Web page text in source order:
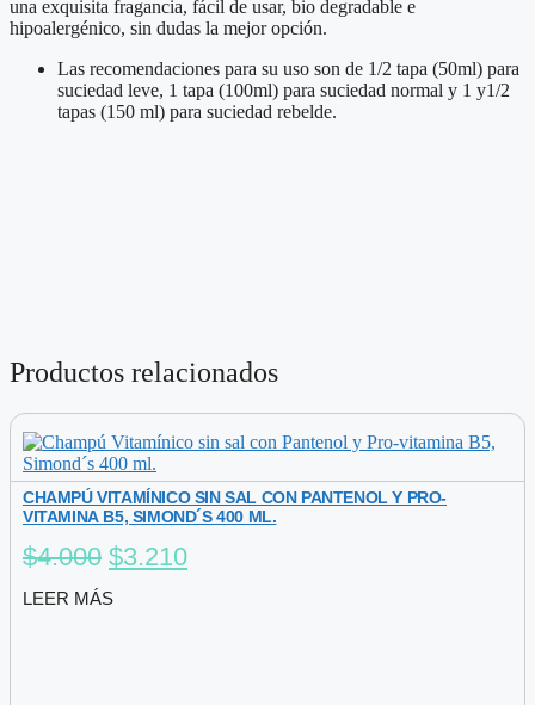
una exquisita fragancia, fácil de usar, bio degradable e
hipoalergénico, sin dudas la mejor opción.
Las recomendaciones para su uso son de 1/2 tapa (50ml) para
suciedad leve, 1 tapa (100ml) para suciedad normal y 1 y1/2
tapas (150 ml) para suciedad rebelde.
Productos relacionados
CHAMPÚ VITAMÍNICO SIN SAL CON PANTENOL Y PRO-
VITAMINA B5, SIMOND´S 400 ML.
$4.000 El
precio
$3.210El
LEER MÁS